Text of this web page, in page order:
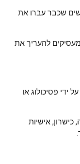
שכבר עברו את
להעריך את
ידי פסיכולוג או
אישיות